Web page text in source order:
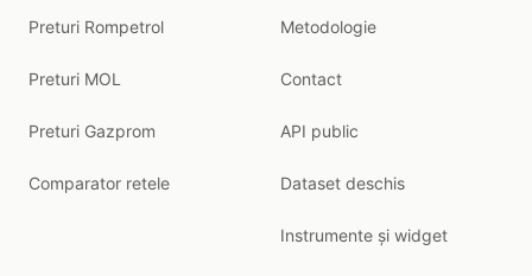
Preturi Rompetrol
Preturi MOL
Preturi Gazprom
Comparator retele
Metodologie
Contact
API public
Dataset deschis
Instrumente și widget